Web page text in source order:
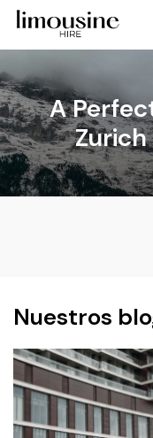
A
Nuestros